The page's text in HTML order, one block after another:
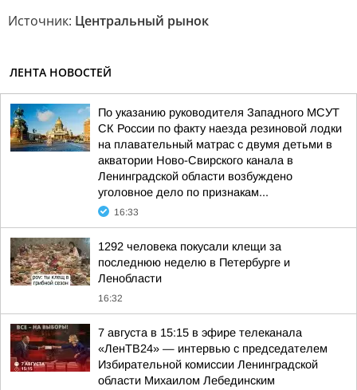
Источник: Центральный рынок
ЛЕНТА НОВОСТЕЙ
По указанию руководителя Западного МСУТ
СК России по факту наезда резиновой лодки
на плавательный матрас с двумя детьми в
акватории Ново-Свирского канала в
Ленинградской области возбуждено
уголовное дело по признакам...
16:33
1292 человека покусали клещи за
последнюю неделю в Петербурге и
Ленобласти
16:32
7 августа в 15:15 в эфире телеканала
«ЛенТВ24» — интервью с председателем
Избирательной комиссии Ленинградской
области Михаилом Лебединским